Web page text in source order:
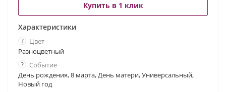
Купить в 1 клик
Характеристики
?
Цвет
Разноцветный
?
Событие
День рождения, 8 марта, День матери, Универсальный,
Новый год